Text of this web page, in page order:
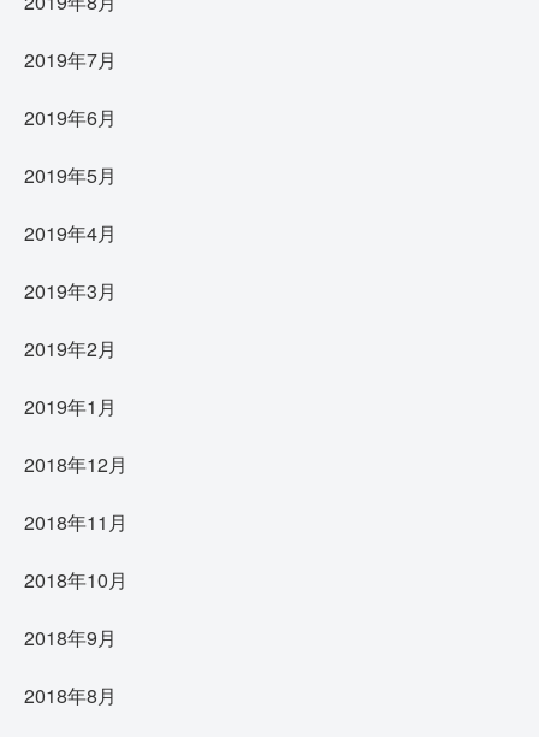
2019年7月
2019年6月
2019年5月
2019年4月
2019年3月
2019年2月
2019年1月
2018年12月
2018年11月
2018年10月
2018年9月
2018年8月